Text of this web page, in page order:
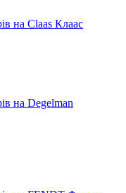
на Claas Клаас
на Degelman